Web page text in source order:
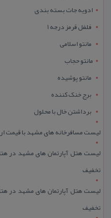
ادویه جات بسته بندی
فلفل قرمز درجه 1
مانتو اسلامی
مانتو حجاب
مانتو پوشیده
برج خنک کننده
برداشتن خال با محلول
لیست مسافرخانه های مشهد با قیمت ارزان +
تخفیف
تخفیف